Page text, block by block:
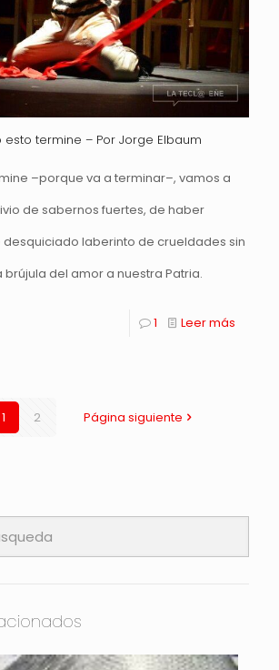
termine – Por Jorge Elbaum
–porque va a terminar–, vamos a
de sabernos fuertes, de haber
laberinto de crueldades sin
del amor a nuestra Patria.
1 Leer más
1 2 Página siguiente